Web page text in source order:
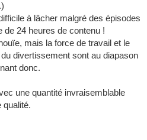
à lâcher malgré des épisodes
de 24 heures de contenu !
mais la force de travail et le
divertissement sont au diapason
donc.
une quantité invraisemblable
qualité.